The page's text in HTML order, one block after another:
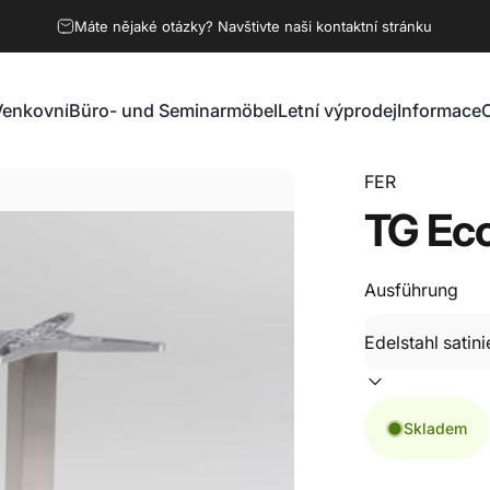
Máte nějaké otázky? Navštivte naši kontaktní stránku
Büro- und SeminarmöbelLetní výprodejInformace
FER
TG
Ausführung
Skladem